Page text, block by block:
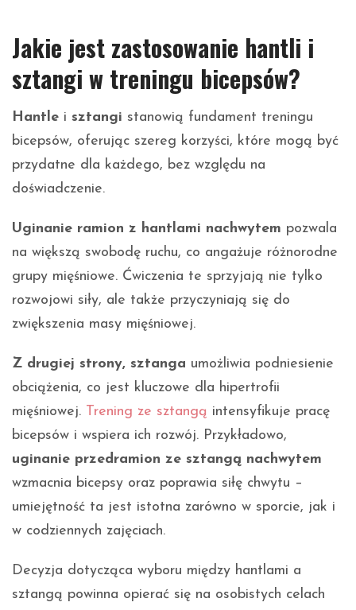
Jakie jest zastosowanie hantli i
sztangi w treningu bicepsów?
Hantle i sztangi stanowią fundament treningu
bicepsów, oferując szereg korzyści, które mogą być
przydatne dla każdego, bez względu na
doświadczenie.
Uginanie ramion z hantlami nachwytem pozwala
na większą swobodę ruchu, co angażuje różnorodne
grupy mięśniowe. Ćwiczenia te sprzyjają nie tylko
rozwojowi siły, ale także przyczyniają się do
zwiększenia masy mięśniowej.
Z drugiej strony, sztanga umożliwia podniesienie
obciążenia, co jest kluczowe dla hipertrofii
mięśniowej. Trening ze sztangą intensyfikuje pracę
bicepsów i wspiera ich rozwój. Przykładowo,
uginanie przedramion ze sztangą nachwytem
wzmacnia bicepsy oraz poprawia siłę chwytu –
umiejętność ta jest istotna zarówno w sporcie, jak i
w codziennych zajęciach.
Decyzja dotycząca wyboru między hantlami a
sztangą powinna opierać się na osobistych celach